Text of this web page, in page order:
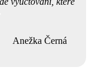
Anežka Černá